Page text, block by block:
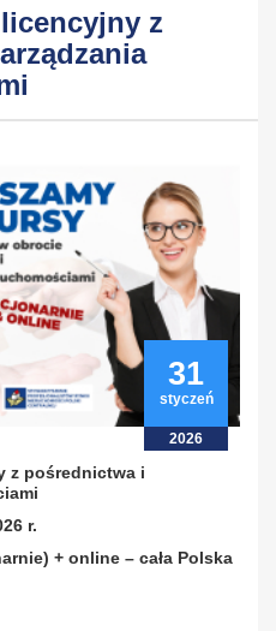
z
31
styczeń
2026
z pośrednictwa i
r.
+ online – cała Polska